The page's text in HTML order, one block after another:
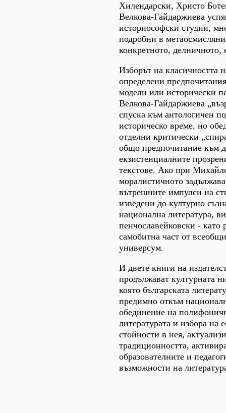
Хилендарски, Христо
Велкова-Гайдаржиева
историософски студии,
подробни в
конкретното, делничното,
Изборът на класичността
определени
модели или исторически
Велкова-Гайдаржиева
спуска към антологичен
историческо време, но
отделни критически
общо предпочитание към
екзистенциалните
текстове. Ако при
моралистичното
вътрешните импулси на
изведени до културно
национална литература,
пенчославейковски - като
самобитна част от
универсум.
И двете книги на
продължават културната
която българската
предимно откъм
обединение на
литературата и избора на
стойности в нея,
традиционността,
образователните и
възможности на